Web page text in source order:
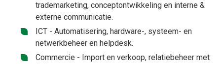
trademarketing, conceptontwikkeling en interne &
externe communicatie.
ICT - Automatisering, hardware-, systeem- en
netwerkbeheer en helpdesk.
Commercie - Import en verkoop, relatiebeheer met